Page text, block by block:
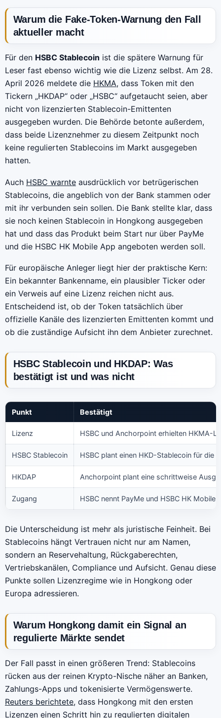
Warum die Fake-Token-Warnung den Fall
aktueller macht
Für den HSBC Stablecoin ist die spätere Warnung für
Leser fast ebenso wichtig wie die Lizenz selbst. Am 28.
April 2026 meldete die HKMA, dass Token mit den
Tickern „HKDAP“ oder „HSBC“ aufgetaucht seien, aber
nicht von lizenzierten Stablecoin-Emittenten
ausgegeben wurden. Die Behörde betonte außerdem,
dass beide Lizenznehmer zu diesem Zeitpunkt noch
keine regulierten Stablecoins im Markt ausgegeben
hatten.
Auch HSBC warnte ausdrücklich vor betrügerischen
Stablecoins, die angeblich von der Bank stammen oder
mit ihr verbunden sein sollen. Die Bank stellte klar, dass
sie noch keinen Stablecoin in Hongkong ausgegeben
hat und dass das Produkt beim Start nur über PayMe
und die HSBC HK Mobile App angeboten werden soll.
Für europäische Anleger liegt hier der praktische Kern:
Ein bekannter Bankenname, ein plausibler Ticker oder
ein Verweis auf eine Lizenz reichen nicht aus.
Entscheidend ist, ob der Token tatsächlich über
offizielle Kanäle des lizenzierten Emittenten kommt und
ob die zuständige Aufsicht ihn dem Anbieter zurechnet.
HSBC Stablecoin und HKDAP: Was
bestätigt ist und was nicht
Punkt Bestätigt
Lizenz HSBC und Anchorpoint erhielten HKMA-
HSBC Stablecoin HSBC plant einen HKD-Stablecoin für die
HKDAP Anchorpoint plant eine schrittweise
Zugang HSBC nennt PayMe und HSBC HK Mobile
Die Unterscheidung ist mehr als juristische Feinheit. Bei
Stablecoins hängt Vertrauen nicht nur am Namen,
sondern an Reservehaltung, Rückgaberechten,
Vertriebskanälen, Compliance und Aufsicht. Genau diese
Punkte sollen Lizenzregime wie in Hongkong oder
Europa adressieren.
Warum Hongkong damit ein Signal an
regulierte Märkte sendet
Der Fall passt in einen größeren Trend: Stablecoins
rücken aus der reinen Krypto-Nische näher an Banken,
Zahlungs-Apps und tokenisierte Vermögenswerte.
Reuters berichtete, dass Hongkong mit den ersten
Lizenzen einen Schritt hin zu regulierten digitalen